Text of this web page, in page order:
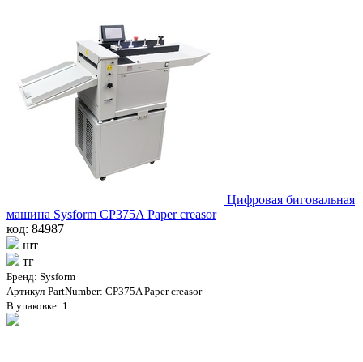
Цифровая биговальная
машина Sysform CP375A Paper creasor
код: 84987
шт
тг
Бренд: Sysform
Артикул-PartNumber: CP375A Paper creasor
В упаковке: 1